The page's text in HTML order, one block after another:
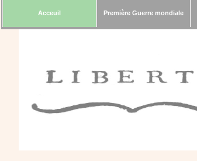
Acceuil Première Guerre mondiale